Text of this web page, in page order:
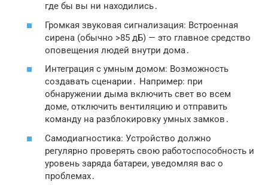
где бы вы ни находились․
Громкая звуковая сигнализация: Встроенная
сирена (обычно >85 дБ) — это главное средство
оповещения людей внутри дома․
Интеграция с умным домом: Возможность
создавать сценарии․ Например: при
обнаружении дыма включить свет во всем
доме, отключить вентиляцию и отправить
команду на разблокировку умных замков․
Самодиагностика: Устройство должно
регулярно проверять свою работоспособность и
уровень заряда батареи, уведомляя вас о
проблемах․